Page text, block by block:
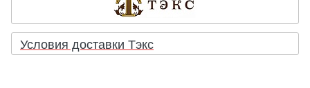
Условия доставки Тэкс